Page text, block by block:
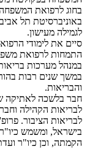
בחוג לרפואת
באוניברסיטת תל
לגמילה מעישון.
סיים את לימודי
התמחות לרפואת
במנהל מערכות
במשך שנים רבות
והבריאות.
חבר בלשכה לאתיקה
לבריאות הקהילה
לבריאות הציבור.
בישראל, ומשמש כיו"ר
הקמתה, וכן כיו"ר